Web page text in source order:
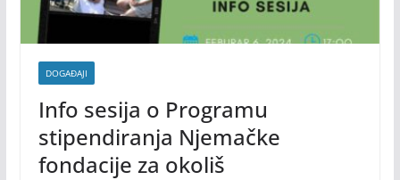
DOGAĐAJI
Info sesija o Programu
stipendiranja Njemačke
fondacije za okoliš